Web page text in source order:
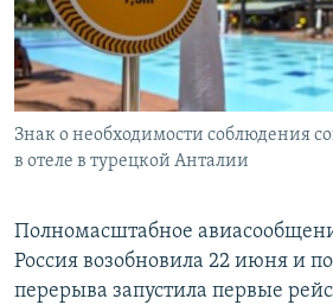
Знак о необходимости соблюдения
в отеле в турецкой Анталии
Полномасштабное
Россия возобновила 22 июня и
перерыва запустила первые